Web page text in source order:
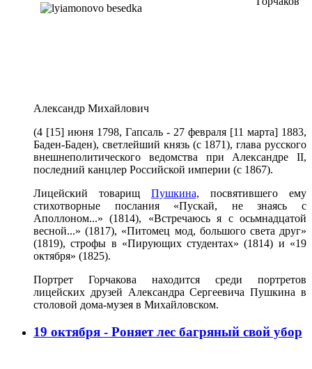
Александр Михайлович
(4 [15] июня 1798, Гапсаль - 27 февраля [11 марта] 1883,
Баден-Баден), светлейший князь (с 1871), глава русского
внешнеполитического ведомства при Александре II,
последний канцлер Российской империи (с 1867).
Лицейский товарищ Пушкина, посвятившего ему
стихотворные послания «Пускай, не знаясь с
Аполлоном...» (1814), «Встречаюсь я с осьмнадцатой
весной...» (1817), «Питомец мод, большого света друг»
(1819), строфы в «Пирующих студентах» (1814) и «19
октября» (1825).
Портрет Горчакова находится среди портретов
лицейских друзей Александра Сергеевича Пушкина в
столовой дома-музея в Михайловском.
19 октября - Роняет лес багряный свой убор